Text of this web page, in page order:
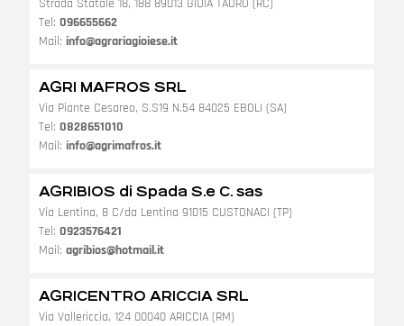
Tel: 096655662
Mail: info@agrariagioiese.it
AGRI MAFROS SRL
Via Piante Cesareo, S.S19 N.54 84025 EBOLI (SA)
Tel: 0828651010
Mail: info@agrimafros.it
AGRIBIOS di Spada S.e C. sas
Via Lentina, 8 C/da Lentina 91015 CUSTONACI (TP)
Tel: 0923576421
Mail: agribios@hotmail.it
AGRICENTRO ARICCIA SRL
Via Vallericcia, 124 00040 ARICCIA (RM)